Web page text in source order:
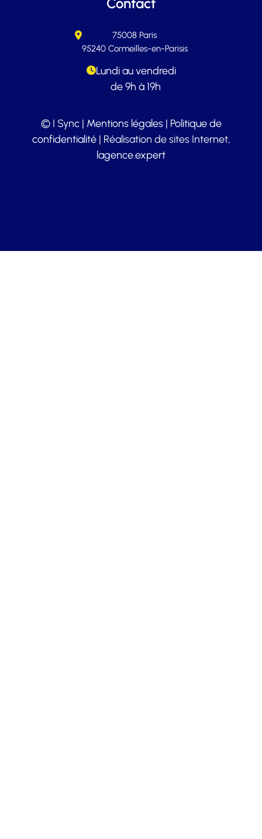
75008 Paris
95240 Cormeilles-en-Parisis
Lundi au vendredi
de 9h à 19h
© I Sync | Mentions légales| Politique de
confidentialité| Réalisation de sites Internet,
lagence.expert